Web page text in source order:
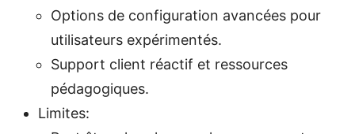
Options de configuration avancées pour
utilisateurs expérimentés.
Support client réactif et ressources
pédagogiques.
Limites: